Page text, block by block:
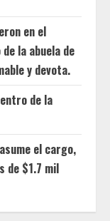
en el
la abuela de
y devota.
de la
el cargo,
de $1.7 mil